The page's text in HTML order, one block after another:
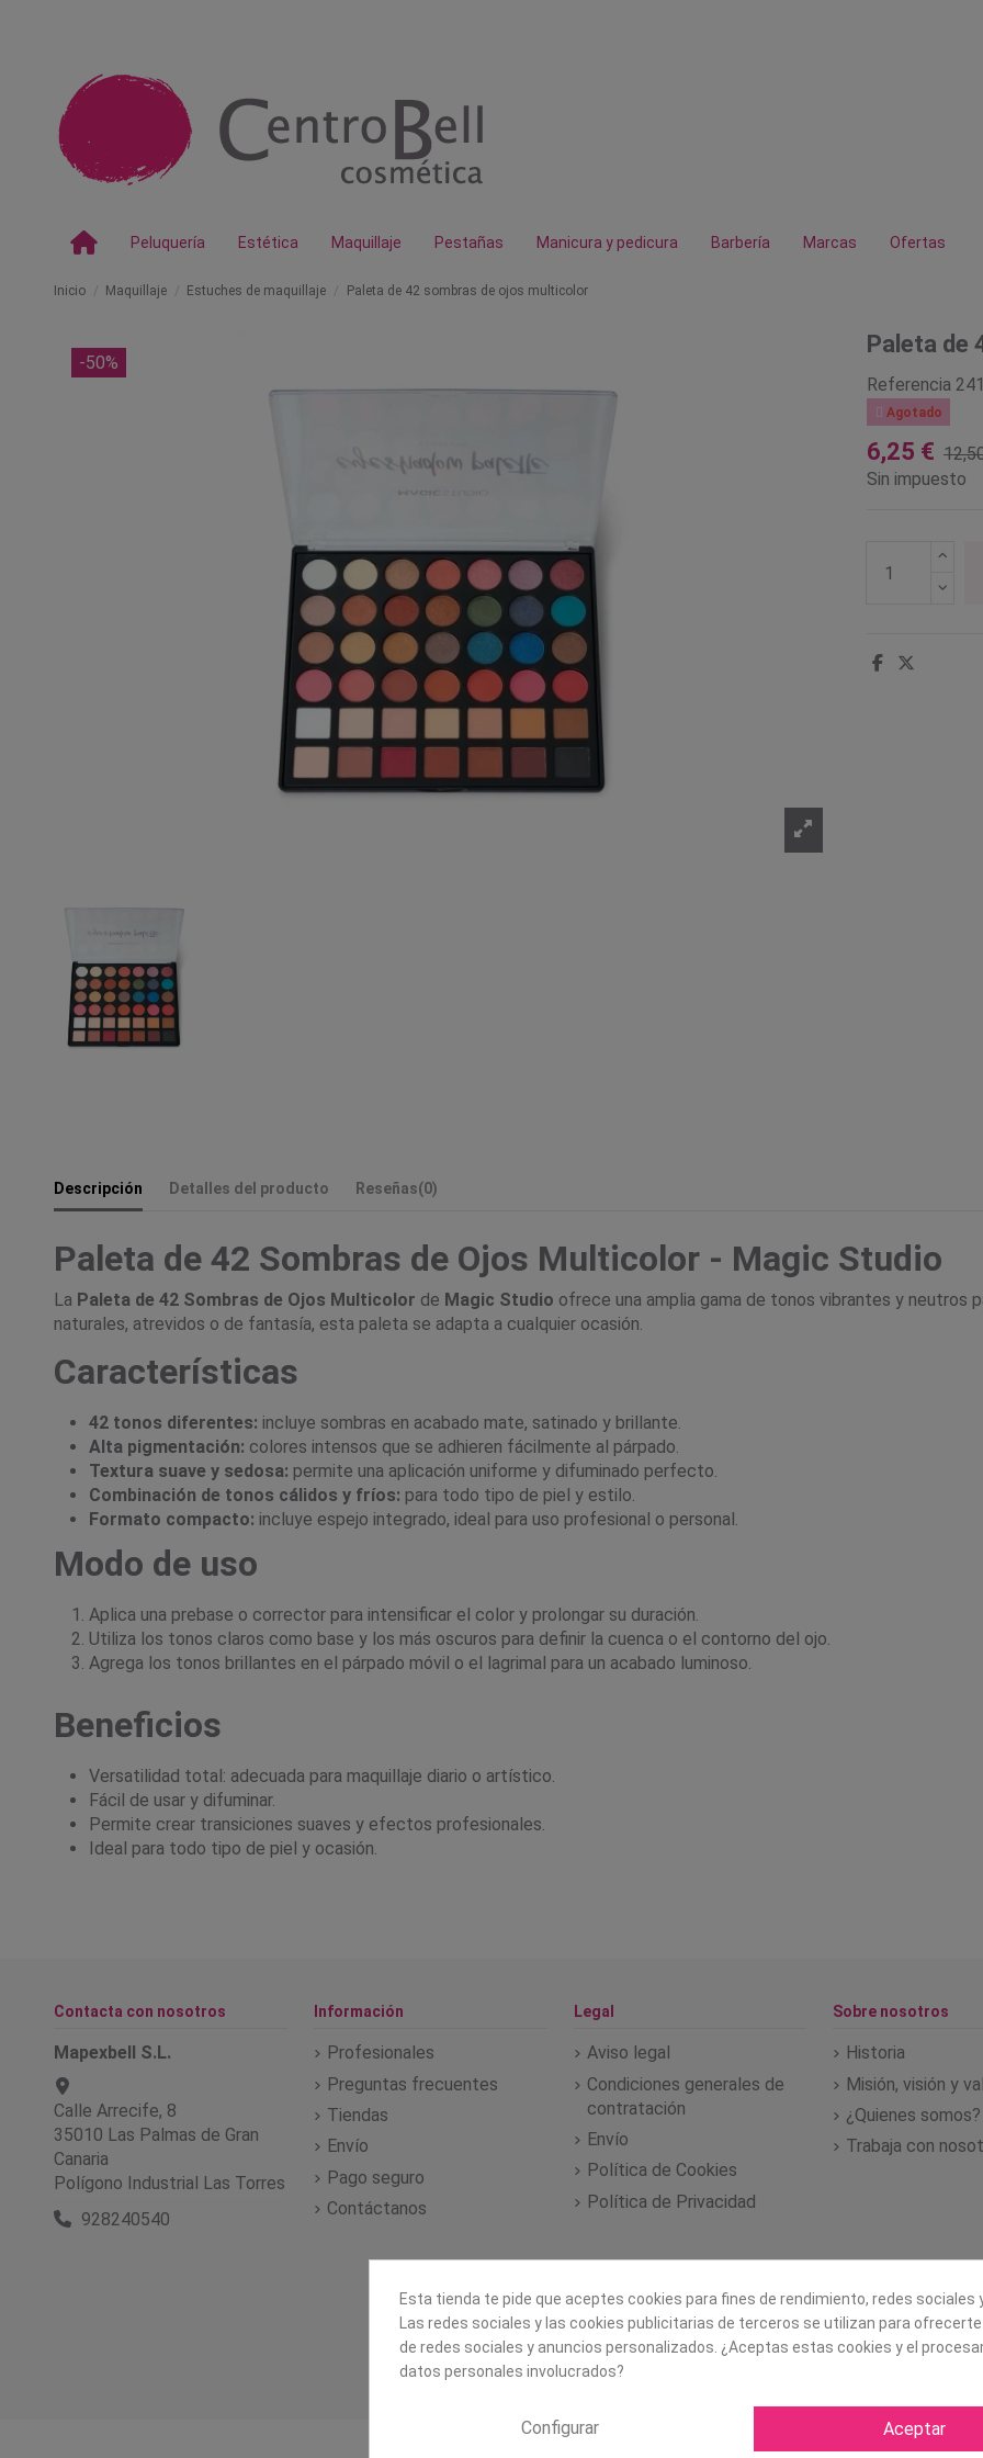
Peluquería Estética Maquillaje Pestañas Manicura y pedicura Barbería Marcas Ofertas
Inicio Maquillaje Estuches de maquillaje Paleta de 42 sombras de ojos multicolor
-50%
Paleta de
Referencia
Agotado
6,25 €
Sin impuesto
Descripción Detalles del producto Reseñas(0)
Paleta de 42 Sombras de Ojos Multicolor - Magic Studio
La Paleta de 42 Sombras de Ojos Multicolor de Magic Studio ofrece una amplia gama de tonos vibrantes y neutros
naturales, atrevidos o de fantasía, esta paleta se adapta a cualquier ocasión.
Características
42 tonos diferentes: incluye sombras en acabado mate, satinado y brillante.
Alta pigmentación: colores intensos que se adhieren fácilmente al párpado.
Textura suave y sedosa: permite una aplicación uniforme y difuminado perfecto.
Combinación de tonos cálidos y fríos: para todo tipo de piel y estilo.
Formato compacto: incluye espejo integrado, ideal para uso profesional o personal.
Modo de uso
Aplica una prebase o corrector para intensificar el color y prolongar su duración.
Utiliza los tonos claros como base y los más oscuros para definir la cuenca o el contorno del ojo.
Agrega los tonos brillantes en el párpado móvil o el lagrimal para un acabado luminoso.
Beneficios
Versatilidad total: adecuada para maquillaje diario o artístico.
Fácil de usar y difuminar.
Permite crear transiciones suaves y efectos profesionales.
Ideal para todo tipo de piel y ocasión.
Contacta con nosotros
Mapexbell S.L.
Calle Arrecife, 8
35010 Las Palmas de Gran
Canaria
Polígono Industrial Las Torres
928240540
Información
Profesionales
Preguntas frecuentes
Tiendas
Envío
Pago seguro
Contáctanos
Legal
Aviso legal
Condiciones generales de
contratación
Envío
Política de Cookies
Política de Privacidad
Sobre nosotros
Historia
Misión, visión y
¿Quienes somos?
Trabaja con
Esta tienda te pide que aceptes cookies para fines de rendimiento, redes sociales
Las redes sociales y las cookies publicitarias de terceros se utilizan para
de redes sociales y anuncios personalizados. ¿Aceptas estas cookies y el
datos personales involucrados?
Configurar Aceptar